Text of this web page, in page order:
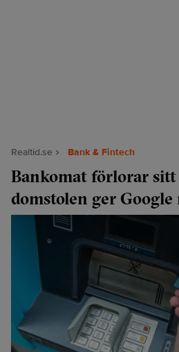
Realtid.se Bank & Fintech
Bankomat förlorar sitt
domstolen ger